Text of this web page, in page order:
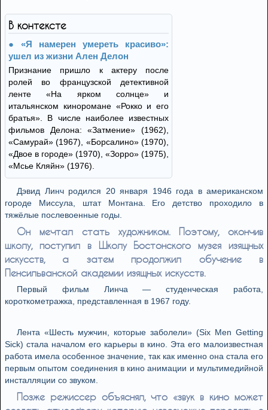
В контексте
«Я намерен умереть красиво»:
ушел из жизни Ален Делон
Признание пришло к актеру после
ролей во французской детективной
ленте «На ярком солнце» и
итальянском киноромане «Рокко и его
братья». В числе наиболее известных
фильмов Делона: «Затмение» (1962),
«Самурай» (1967), «Борсалино» (1970),
«Двое в городе» (1970), «Зорро» (1975),
«Мсье Кляйн» (1976).
Дэвид Линч родился 20 января 1946 года в американском
городе Миссула, штат Монтана. Его детство проходило в
тяжёлые послевоенные годы.
Он мечтал стать художником. Поэтому, окончив
школу, поступил в Школу Бостонского музея изящных
искусств, а затем продолжил обучение в
Пенсильванской академии изящных искусств.
Первый фильм Линча — студенческая работа,
короткометражка, представленная в 1967 году.
Лента «Шесть мужчин, которые заболели» (Six Men Getting
Sick) стала началом его карьеры в кино. Эта его малоизвестная
работа имела особенное значение, так как именно она стала его
первым опытом соединения в кино анимации и мультимедийной
инсталляции со звуком.
Позже режиссер объяснял, что «звук в кино может